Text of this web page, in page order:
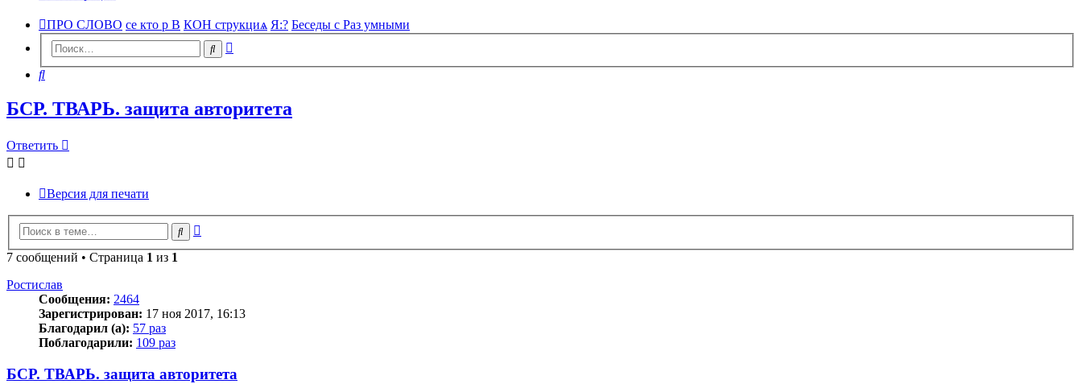
ПРО СЛОВО се кто р В КОН струкциѧ Я:? Беседы с Раз умными
Поиск
Поиск
БСР. ТВАРЬ. защита авторитета
Ответить
Версия для печати
Поиск
7 сообщений • Страница 1 из 1
Ростислав
Сообщения: 2464
Зарегистрирован: 17 ноя 2017, 16:13
Благодарил (а): 57 раз
Поблагодарили: 109 раз
БСР. ТВАРЬ. защита авторитета